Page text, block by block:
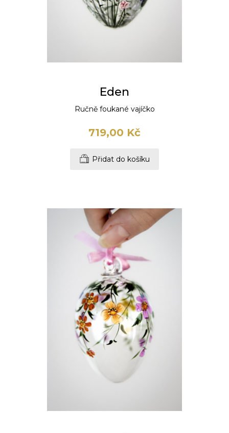
Eden
Ručně foukané vajíčko
719,00 Kč
Přidat do košíku